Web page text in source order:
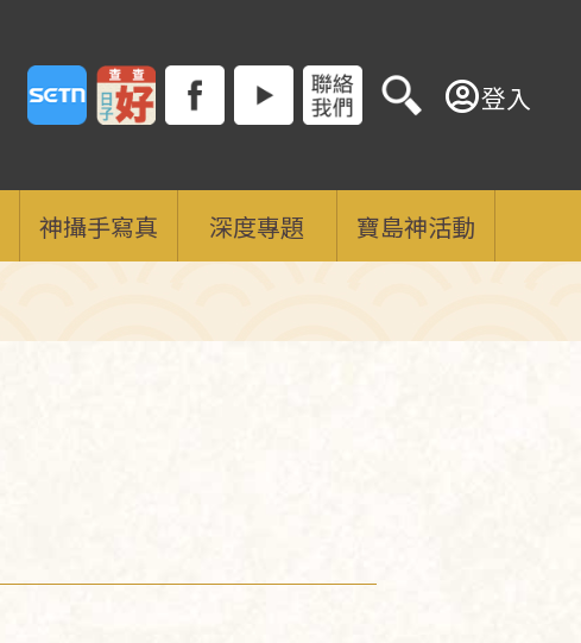
登入
神攝手寫真 深度專題 寶島神活動